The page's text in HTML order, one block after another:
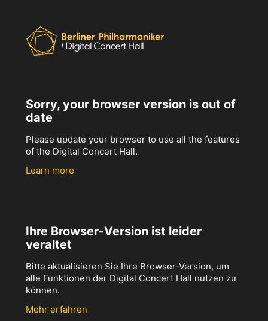
Sorry, your browser version is out of
date
Please update your browser to use all the features
of the Digital Concert Hall.
Learn more
Ihre Browser-Version ist leider
veraltet
Bitte aktualisieren Sie Ihre Browser-Version, um
alle Funktionen der Digital Concert Hall nutzen zu
können.
Mehr erfahren